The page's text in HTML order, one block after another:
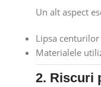
Un alt aspect
Lipsa
Materialele
2. Riscuri